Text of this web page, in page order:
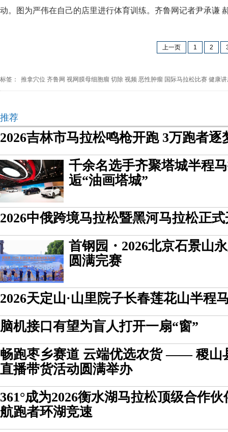
动。图为严伟在自己的店里进行体育训练。齐鲁网记者尹承谦
上一页 1 2
标签： 推拿穴位 齐鲁网 视网膜母细胞瘤 切除 视频 恶性肿瘤 国际马拉松比赛 健康
推荐
2026吉林市马拉松鸣枪开跑 3万跑者逐
千余名选手齐聚塔城半程
逅“油画塔城”
2026中俄跨境马拉松暨黑河马拉松正
首钢园・2026北京石景山
圆满完赛
2026天定山·山里院子长春莲花山半程
脑机接口有望为盲人打开一扇“窗”
畅跑枣乡赛道 云端优选农货 —— 稷山
直播带货活动圆满举办
361°成为2026衡水湖马拉松顶级合作
航跑者环湖竞速